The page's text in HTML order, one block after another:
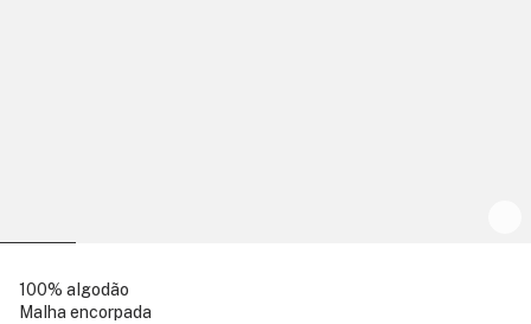
100% algodão
Malha encorpada